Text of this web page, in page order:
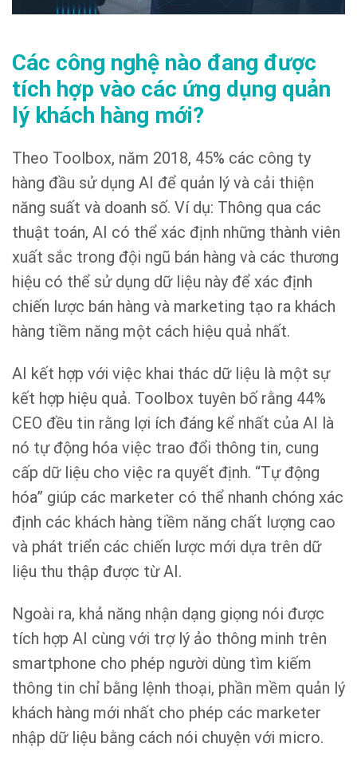
Các công nghệ nào đang được
tích hợp vào các ứng dụng quản
lý khách hàng mới?
Theo Toolbox, năm 2018, 45% các công ty
hàng đầu sử dụng AI để quản lý và cải thiện
năng suất và doanh số. Ví dụ: Thông qua các
thuật toán, AI có thể xác định những thành viên
xuất sắc trong đội ngũ bán hàng và các thương
hiệu có thể sử dụng dữ liệu này để xác định
chiến lược bán hàng và marketing tạo ra khách
hàng tiềm năng một cách hiệu quả nhất.
AI kết hợp với việc khai thác dữ liệu là một sự
kết hợp hiệu quả. Toolbox tuyên bố rằng 44%
CEO đều tin rằng lợi ích đáng kể nhất của AI là
nó tự động hóa việc trao đổi thông tin, cung
cấp dữ liệu cho việc ra quyết định. “Tự động
hóa” giúp các marketer có thể nhanh chóng xác
định các khách hàng tiềm năng chất lượng cao
và phát triển các chiến lược mới dựa trên dữ
liệu thu thập được từ AI.
Ngoài ra, khả năng nhận dạng giọng nói được
tích hợp AI cùng với trợ lý ảo thông minh trên
smartphone cho phép người dùng tìm kiếm
thông tin chỉ bằng lệnh thoại, phần mềm quản lý
khách hàng mới nhất cho phép các marketer
nhập dữ liệu bằng cách nói chuyện với micro.